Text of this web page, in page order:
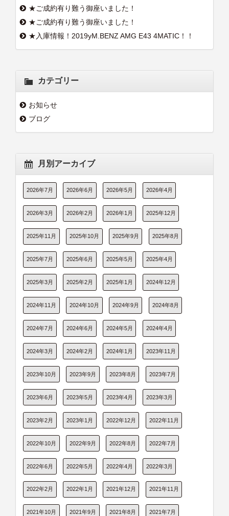
★ご成約有り難う御座いました！
★ご成約有り難う御座いました！
★入庫情報！2019yM.BENZ AMG E43 4MATIC！！
カテゴリー
お知らせ
ブログ
月別アーカイブ
2026年7月 2026年6月 2026年5月 2026年4月
2026年3月 2026年2月 2026年1月 2025年12月
2025年11月 2025年10月 2025年9月 2025年8月
2025年7月 2025年6月 2025年5月 2025年4月
2025年3月 2025年2月 2025年1月 2024年12月
2024年11月 2024年10月 2024年9月 2024年8月
2024年7月 2024年6月 2024年5月 2024年4月
2024年3月 2024年2月 2024年1月 2023年11月
2023年10月 2023年9月 2023年8月 2023年7月
2023年6月 2023年5月 2023年4月 2023年3月
2023年2月 2023年1月 2022年12月 2022年11月
2022年10月 2022年9月 2022年8月 2022年7月
2022年6月 2022年5月 2022年4月 2022年3月
2022年2月 2022年1月 2021年12月 2021年11月
2021年10月 2021年9月 2021年8月 2021年7月